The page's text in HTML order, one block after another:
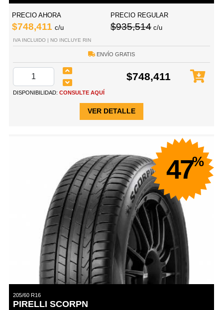
PRECIO AHORA
$748,411 c/u
PRECIO REGULAR
$935,514 c/u
IVA INCLUIDO | NO INCLUYE RIN
ENVÍO GRATIS
$748,411
DISPONIBILIDAD: CONSULTE AQUÍ
VER DETALLE
47%
205/60 R16
PIRELLI SCORPN